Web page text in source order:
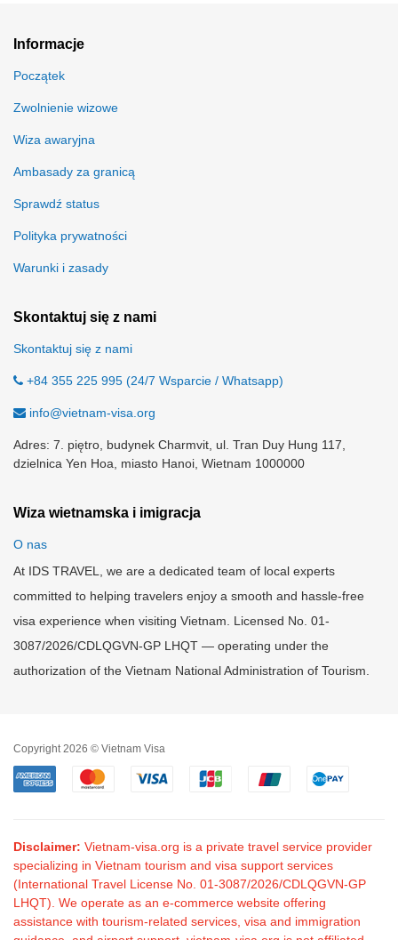
Informacje
Początek
Zwolnienie wizowe
Wiza awaryjna
Ambasady za granicą
Sprawdź status
Polityka prywatności
Warunki i zasady
Skontaktuj się z nami
Skontaktuj się z nami
+84 355 225 995 (24/7 Wsparcie / Whatsapp)
info@vietnam-visa.org
Adres: 7. piętro, budynek Charmvit, ul. Tran Duy Hung 117,
dzielnica Yen Hoa, miasto Hanoi, Wietnam 1000000
Wiza wietnamska i imigracja
O nas
At IDS TRAVEL, we are a dedicated team of local experts
committed to helping travelers enjoy a smooth and hassle-free
visa experience when visiting Vietnam. Licensed No. 01-
3087/2026/CDLQGVN-GP LHQT — operating under the
authorization of the Vietnam National Administration of Tourism.
Copyright 2026 © Vietnam Visa
Disclaimer: Vietnam-visa.org is a private travel service provider
specializing in Vietnam tourism and visa support services
(International Travel License No. 01-3087/2026/CDLQGVN-GP
LHQT). We operate as an e-commerce website offering
assistance with tourism-related services, visa and immigration